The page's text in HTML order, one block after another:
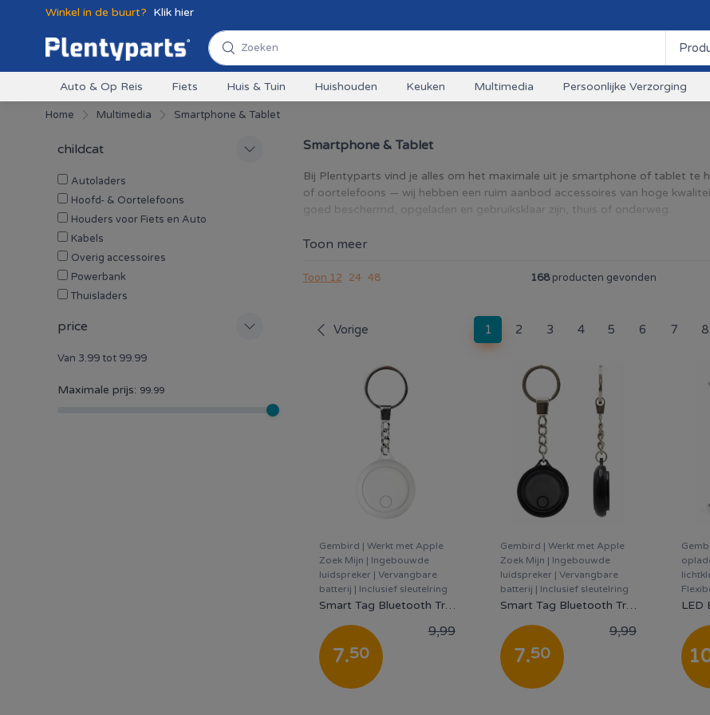
Winkel in de buurt? Klik hier
Auto & Op Reis Fiets Huis & Tuin Huishouden Keuken Multimedia Persoonlijke Verzorging
Home Multimedia Smartphone & Tablet
childcat
Autoladers
Hoofd- & Oortelefoons
Houders voor Fiets en Auto
Kabels
Overig accessoires
Powerbank
Thuisladers
price
Van 3.99 tot 99.99
Maximale prijs: 99.99
Smartphone & Tablet
Bij Plentyparts vind je alles om het maximale uit je smartphone of tablet te
of oortelefoons — wij hebben een ruim aanbod accessoires van hoge
goed beschermd, opgeladen en gebruiksklaar zijn, thuis of onderweg.
Toon meer
Toon 12 24 48 168producten gevonden
Vorige 1 (current)
2 3 4 5 6 7 8
Gembird | Werkt met Apple
Zoek Mijn | Ingebouwde
luidspreker | Vervangbare
batterij | Inclusief sleutelring
Smart Tag Bluetooth Tracker | Apple Find My - Wit
9,99
7.50
Gembird | Werkt met Apple
Zoek Mijn | Ingebouwde
luidspreker | Vervangbare
batterij | Inclusief sleutelring
Smart Tag Bluetooth Tracker | Apple Find My - Zwart
9,99
7.50